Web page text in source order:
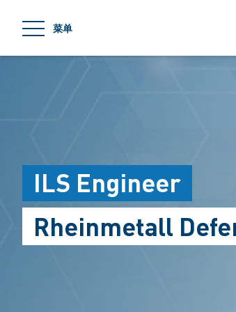
菜单
ILS Engineer
Rheinmetall